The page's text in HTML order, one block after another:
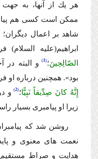
هر یك از آنها، به
ممكن است كسى هم
شاهد بر اعمال
ابراهیم(علیه السلام)
الصّالِحِینَ؛ 1
و البته در
بود». همچنین درباره او
إِنَّهُ كانَ صِدِّیقاً نَبِیًّا؛ 2
و
زیرا او پیامبرى بسیار
روشن شد كه
نعمت هاى معنوى و
هدایت و صراط